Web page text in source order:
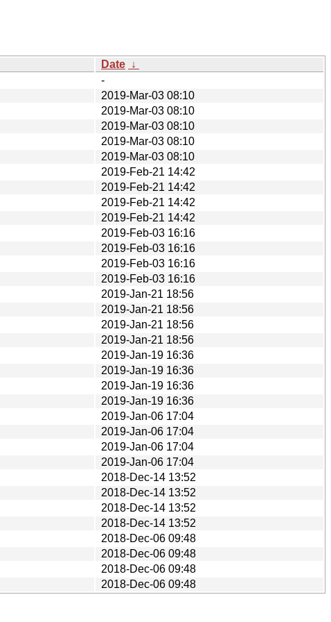
Date ↓
-
2019-Mar-03 08:10
2019-Mar-03 08:10
2019-Mar-03 08:10
2019-Mar-03 08:10
2019-Mar-03 08:10
2019-Feb-21 14:42
2019-Feb-21 14:42
2019-Feb-21 14:42
2019-Feb-21 14:42
2019-Feb-03 16:16
2019-Feb-03 16:16
2019-Feb-03 16:16
2019-Feb-03 16:16
2019-Jan-21 18:56
2019-Jan-21 18:56
2019-Jan-21 18:56
2019-Jan-21 18:56
2019-Jan-19 16:36
2019-Jan-19 16:36
2019-Jan-19 16:36
2019-Jan-19 16:36
2019-Jan-06 17:04
2019-Jan-06 17:04
2019-Jan-06 17:04
2019-Jan-06 17:04
2018-Dec-14 13:52
2018-Dec-14 13:52
2018-Dec-14 13:52
2018-Dec-14 13:52
2018-Dec-06 09:48
2018-Dec-06 09:48
2018-Dec-06 09:48
2018-Dec-06 09:48